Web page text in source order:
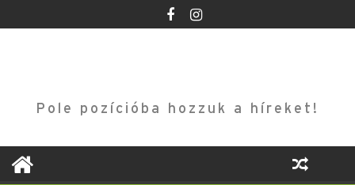
to
Pole pozícióba hozzuk a híreket!